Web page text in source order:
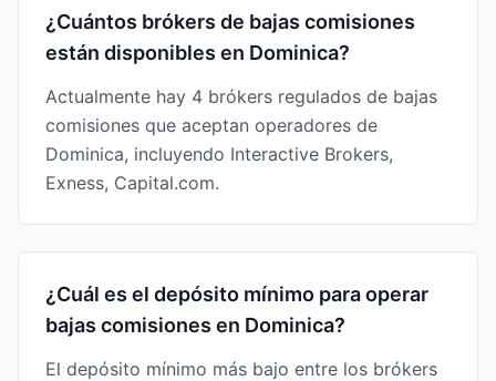
¿Cuántos brókers de bajas comisiones
están disponibles en Dominica?
Actualmente hay 4 brókers regulados de bajas
comisiones que aceptan operadores de
Dominica, incluyendo Interactive Brokers,
Exness, Capital.com.
¿Cuál es el depósito mínimo para operar
bajas comisiones en Dominica?
El depósito mínimo más bajo entre los brókers